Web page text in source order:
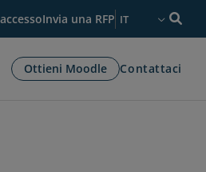
Ottieni Moodle Contattaci
Invia una RFP IT